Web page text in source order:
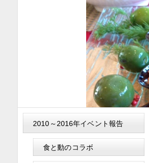
2010～2016年イベント報告
食と動のコラボ